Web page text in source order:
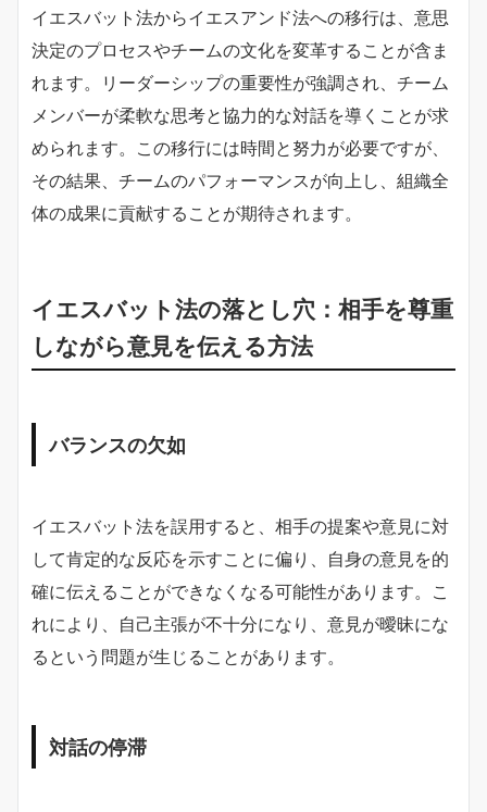
イエスバット法からイエスアンド法への移行は、意思
決定のプロセスやチームの文化を変革することが含ま
れます。リーダーシップの重要性が強調され、チーム
メンバーが柔軟な思考と協力的な対話を導くことが求
められます。この移行には時間と努力が必要ですが、
その結果、チームのパフォーマンスが向上し、組織全
体の成果に貢献することが期待されます。
イエスバット法の落とし穴：相手を尊重
しながら意見を伝える方法
バランスの欠如
イエスバット法を誤用すると、相手の提案や意見に対
して肯定的な反応を示すことに偏り、自身の意見を的
確に伝えることができなくなる可能性があります。こ
れにより、自己主張が不十分になり、意見が曖昧にな
るという問題が生じることがあります。
対話の停滞